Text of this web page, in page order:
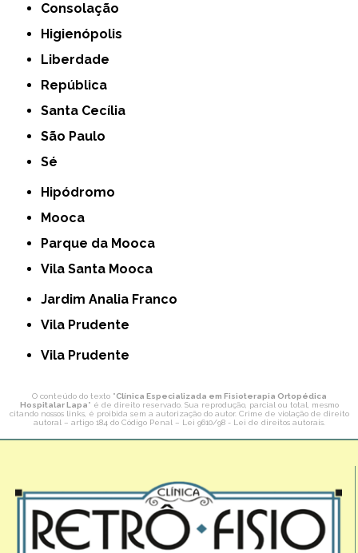
Consolação
Higienópolis
Liberdade
República
Santa Cecília
São Paulo
Sé
Hipódromo
Mooca
Parque da Mooca
Vila Santa Mooca
Jardim Analia Franco
Vila Prudente
Vila Prudente
O conteúdo do texto "Clínica Especializada em Fisioterapia Ortopédica
Hospitalar Lapa" é de direito reservado. Sua reprodução, parcial ou total, mesmo
citando nossos links, é proibida sem a autorização do autor. Crime de violação de direito
autoral – artigo 184 do Código Penal – Lei 9610/98 - Lei de direitos autorais.